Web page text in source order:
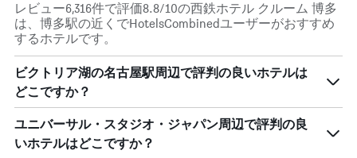
レビュー6,316件で評価8.8/10の西鉄ホテル クルーム 博多
は、博多駅の近くでHotelsCombinedユーザーがおすすめ
するホテルです。
ビクトリア湖の名古屋駅周辺で評判の良いホテルは
どこですか？
ユニバーサル・スタジオ・ジャパン周辺で評判の良
いホテルはどこですか？